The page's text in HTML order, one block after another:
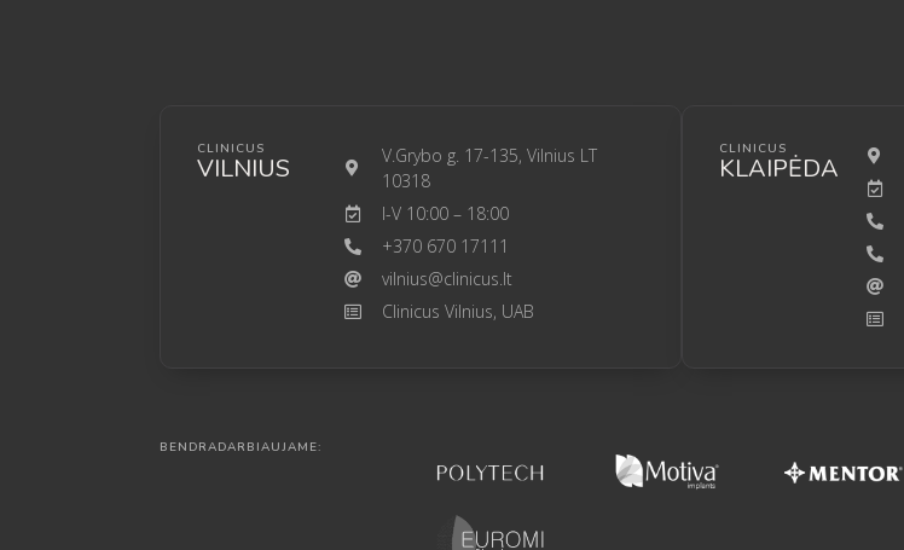
CLINICUS
VILNIUS
V.Grybo g. 17-135, Vilnius LT
10318
I-V 10:00 – 18:00
+370 670 17111
vilnius@clinicus.lt
Clinicus Vilnius, UAB
CLINICUS
KLAIPĖDA
BENDRADARBIAUJAME: